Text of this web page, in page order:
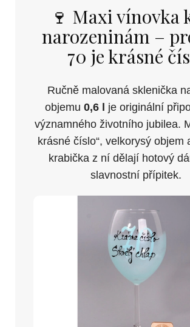
🍷 Maxi vínovka
narozeninám –
70 je krásné
Ručně malovaná sklenička
objemu 0,6 l je originální
významného životního jubilea.
krásné číslo“, velkorysý objem
krabička z ní dělají hotový
slavnostní přípitek.